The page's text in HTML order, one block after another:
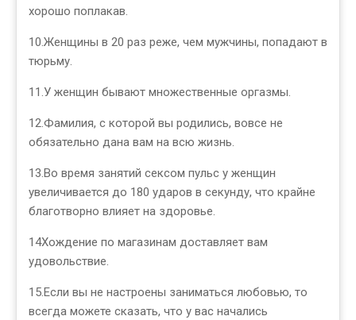
хорошо поплакав.
10.Женщины в 20 раз реже, чем мужчины, попадают в
тюрьму.
11.У женщин бывают множественные оргазмы.
12.Фамилия, с которой вы родились, вовсе не
обязательно дана вам на всю жизнь.
13.Во время занятий сексом пульс у женщин
увеличивается до 180 ударов в секунду, что крайне
благотворно влияет на здоровье.
14Хождение по магазинам доставляет вам
удовольствие.
15.Если вы не настроены заниматься любовью, то
всегда можете сказать, что у вас начались